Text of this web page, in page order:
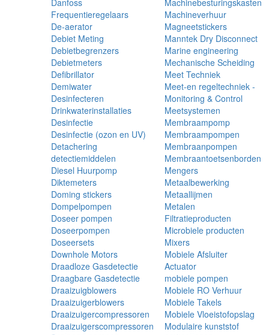
Danfoss
Frequentieregelaars
De-aerator
Debiet Meting
Debietbegrenzers
Debietmeters
Defibrillator
Demiwater
Desinfecteren
Drinkwaterinstallaties
Desinfectie
Desinfectie (ozon en UV)
Detachering
detectiemiddelen
Diesel Huurpomp
Diktemeters
Doming stickers
Dompelpompen
Doseer pompen
Doseerpompen
Doseersets
Downhole Motors
Draadloze Gasdetectie
Draagbare Gasdetectie
Draaizuigblowers
Draaizuigerblowers
Draaizuigercompressoren
Draaizuigerscompressoren
Machinebesturingskasten
Machineverhuur
Magneetstickers
Manntek Dry Disconnect
Marine engineering
Mechanische Scheiding
Meet Techniek
Meet-en regeltechniek -
Monitoring & Control
Meetsystemen
Membraampomp
Membraampompen
Membraanpompen
Membraantoetsenborden
Mengers
Metaalbewerking
Metaallijmen
Metalen
Filtratieproducten
Microbiele producten
Mixers
Mobiele Afsluiter
Actuator
mobiele pompen
Mobiele RO Verhuur
Mobiele Takels
Mobiele Vloeistofopslag
Modulaire kunststof